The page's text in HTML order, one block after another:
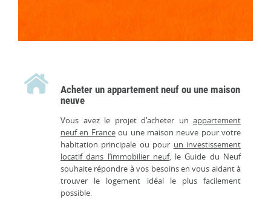
Acheter un appartement neuf ou une maison
neuve
Vous avez le projet d'acheter un appartement
neuf en Franceou une maison neuve pour votre
habitation principale ou pour un investissement
locatif dans l’immobilier neuf, le Guide du Neuf
souhaite répondre à vos besoins en vous aidant à
trouver le logement idéal le plus facilement
possible.